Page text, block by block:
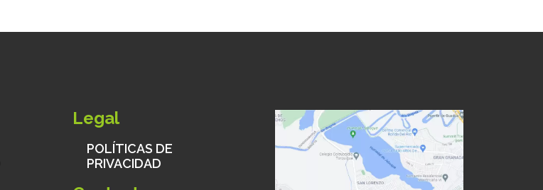
Legal
POLÍTICAS DE
PRIVACIDAD